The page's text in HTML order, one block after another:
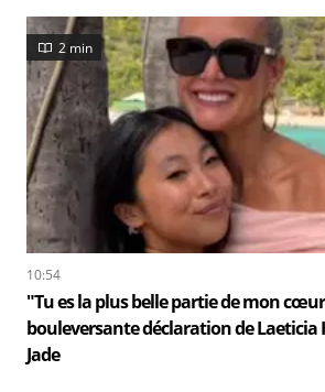
2 min
10:54
"Tu es la plus belle partie de mon
bouleversante déclaration de Laeticia
Jade